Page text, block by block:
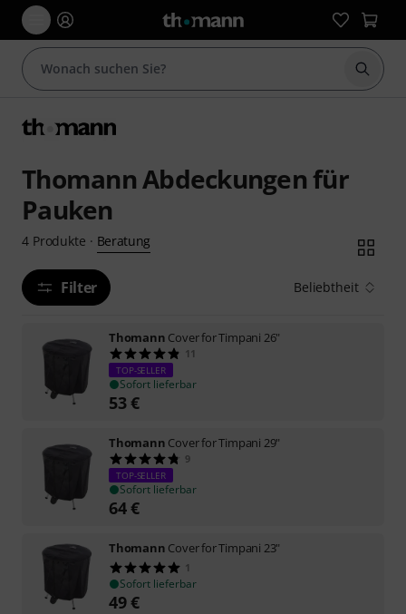
Suche
Thomann Abdeckungen für
Pauken
4 Produkte · Beratung
Filter Beliebtheit
Thomann Cover for Timpani 26"
11
TOP-SELLER
Sofort lieferbar
53€
Thomann Cover for Timpani 29"
9
TOP-SELLER
Sofort lieferbar
64€
Thomann Cover for Timpani 23"
1
Sofort lieferbar
49€